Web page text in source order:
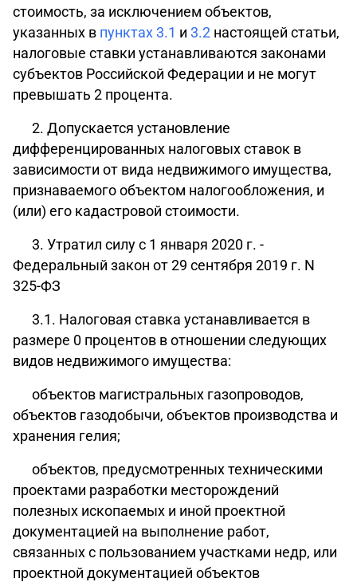
стоимость, за исключением объектов,
указанных в пунктах 3.1 и 3.2 настоящей статьи,
налоговые ставки устанавливаются законами
субъектов Российской Федерации и не могут
превышать 2 процента.
2. Допускается установление
дифференцированных налоговых ставок в
зависимости от вида недвижимого имущества,
признаваемого объектом налогообложения, и
(или) его кадастровой стоимости.
3. Утратил силу с 1 января 2020 г. -
Федеральный закон от 29 сентября 2019 г. N
325-ФЗ
3.1. Налоговая ставка устанавливается в
размере 0 процентов в отношении следующих
видов недвижимого имущества:
объектов магистральных газопроводов,
объектов газодобычи, объектов производства и
хранения гелия;
объектов, предусмотренных техническими
проектами разработки месторождений
полезных ископаемых и иной проектной
документацией на выполнение работ,
связанных с пользованием участками недр, или
проектной документацией объектов